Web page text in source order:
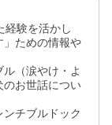
経験を活かし
」ための情報や
（涙やけ・よ
のお世話につい
チブルドック